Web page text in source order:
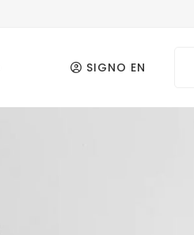
SIGNO EN